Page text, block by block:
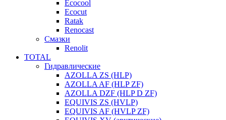
Ecocool
Ecocut
Ratak
Renocast
Смазки
Renolit
TOTAL
Гидравлические
AZOLLA ZS (HLP)
AZOLLA AF (HLP ZF)
AZOLLA DZF (HLP D ZF)
EQUIVIS ZS (HVLP)
EQUIVIS AF (HVLP ZF)